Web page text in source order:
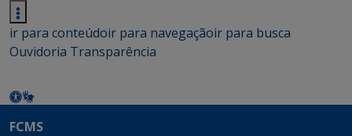
ir para conteúdoir para navegaçãoir para busca
Ouvidoria Transparência
FCMS